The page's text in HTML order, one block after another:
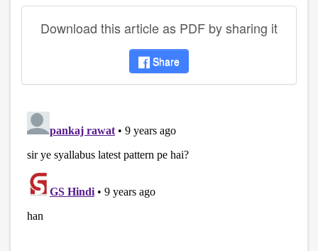
Download this article as PDF by sharing it
Share